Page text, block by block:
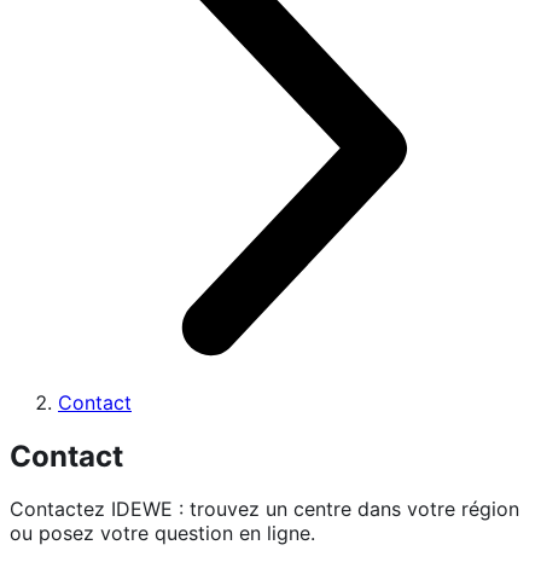
Contact
Contact
Contactez IDEWE : trouvez un centre dans votre région
ou posez votre question en ligne.